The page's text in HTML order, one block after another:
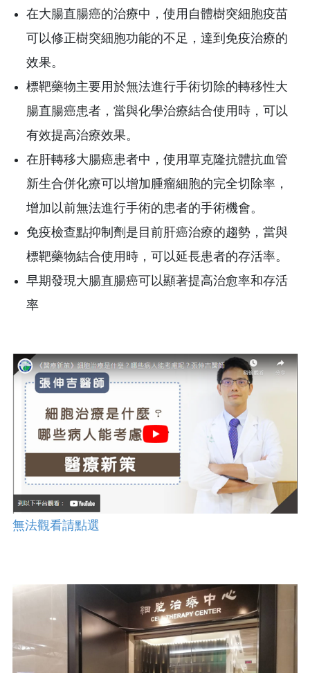
在大腸直腸癌的治療中，使用自體樹突細胞疫苗
可以修正樹突細胞功能的不足，達到免疫治療的
效果。
標靶藥物主要用於無法進行手術切除的轉移性大
腸直腸癌患者，當與化學治療結合使用時，可以
有效提高治療效果。
在肝轉移大腸癌患者中，使用單克隆抗體抗血管
新生合併化療可以增加腫瘤細胞的完全切除率，
增加以前無法進行手術的患者的手術機會。
免疫檢查點抑制劑是目前肝癌治療的趨勢，當與
標靶藥物結合使用時，可以延長患者的存活率。
早期發現大腸直腸癌可以顯著提高治愈率和存活
率
無法觀看請點選